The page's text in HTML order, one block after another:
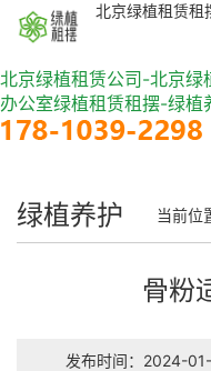
北京绿植租赁公司-北京绿
办公室绿植租赁租摆-绿
北京绿植租赁租
绿植养护 当前位
骨粉
发布时间：2024-